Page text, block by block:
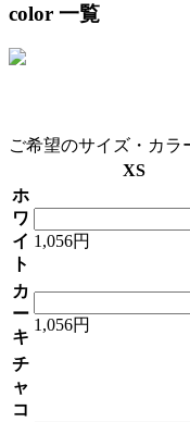
color 一覧
ご希望のサイズ・カラ
XS
ホ
ワ
イ
ト
1,056円
カ
ー
キ
1,056円
チ
ャ
コ